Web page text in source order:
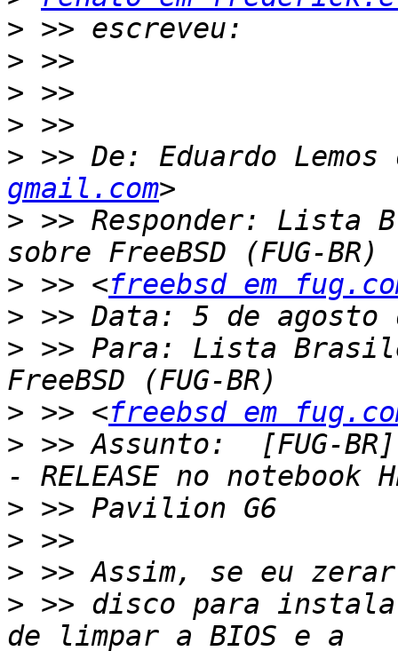
>
>
>
>
> >> De: Eduardo Lemos
gmail.com
> >> Responder: Lista
> >> <freebsd em
>
> >> Para: Lista
> >> <freebsd em
> >> Assunto:  [FUG-
>
>
>
> >> disco para